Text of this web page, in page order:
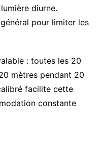
diurne.
pour limiter les
: toutes les 20
mètres pendant 20
facilite cette
constante